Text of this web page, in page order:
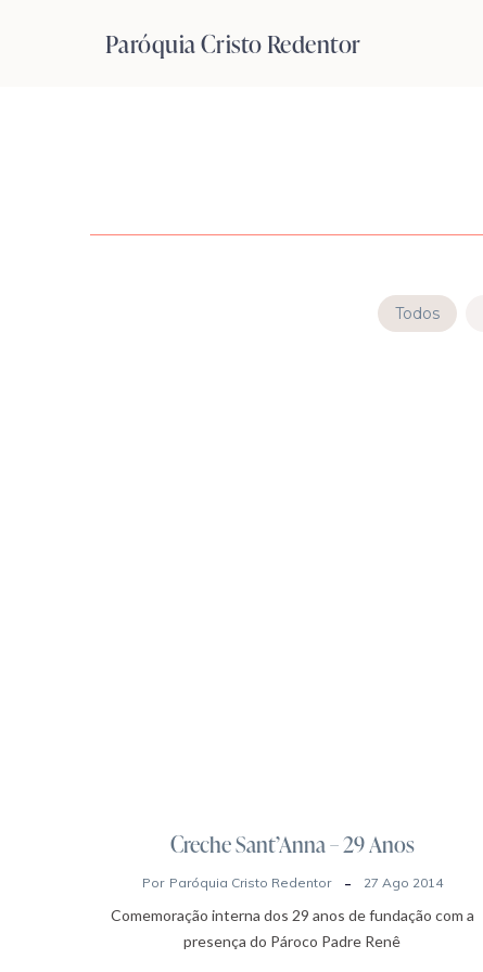
Paróquia Cristo Redentor
Todos
Creche Sant’Anna – 29 Anos
Por Paróquia Cristo Redentor 27 Ago 2014
Comemoração interna dos 29 anos de fundação com a
presença do Pároco Padre Renê